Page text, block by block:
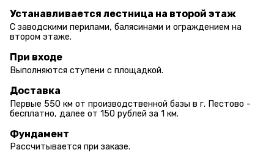
Устанавливается лестница на второй этаж
С заводскими перилами, балясинами и ограждением на
втором этаже.
При входе
Выполняются ступени с площадкой.
Доставка
Первые 550 км от производственной базы в г. Пестово -
бесплатно, далее от 150 рублей за 1 км.
Фундамент
Рассчитывается при заказе.